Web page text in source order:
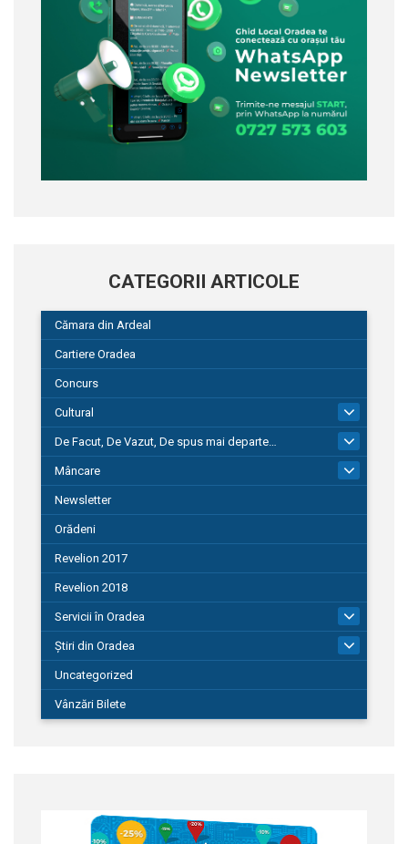
CATEGORII ARTICOLE
Cămara din Ardeal
Cartiere Oradea
Concurs
Cultural
De Facut, De Vazut, De spus mai departe…
580
Mâncare
Newsletter
Orădeni
Revelion 2017
Revelion 2018
Servicii în Oradea
Știri din Oradea
Uncategorized
Vânzări Bilete